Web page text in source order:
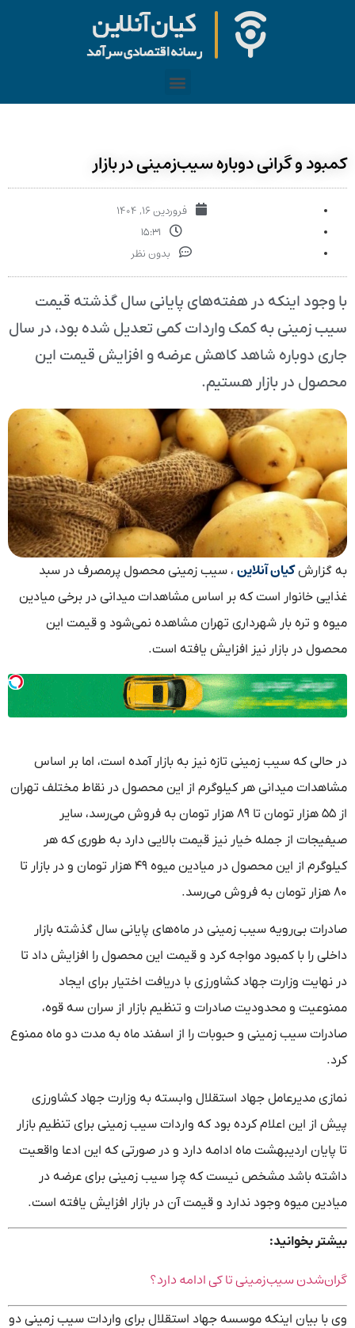
کمبود و گرانی دوباره سیب‌زمینی در بازار
فروردین ۱۶, ۱۴۰۴
۱۵:۳۱
بدون نظر
با وجود اینکه در هفته‌های پایانی سال گذشته قیمت
سیب زمینی به کمک واردات کمی تعدیل شده بود، در سال
جاری دوباره شاهد کاهش عرضه و افزایش قیمت این
محصول در بازار هستیم.
به گزارشکیان آنلاین ، سیب زمینی محصول پرمصرف در سبد
غذایی خانوار است که بر اساس مشاهدات میدانی در برخی میادین
میوه و تره بار شهرداری تهران مشاهده نمی‌شود و قیمت این
محصول در بازار نیز افزایش یافته است.
در حالی که سیب زمینی تازه نیز به بازار آمده است، اما بر اساس
مشاهدات میدانی هر کیلوگرم از این محصول در نقاط مختلف تهران
از ۵۵ هزار تومان تا ۸۹ هزار تومان به فروش می‌رسد، سایر
صیفیجات از جمله خیار نیز قیمت بالایی دارد به طوری که هر
کیلوگرم از این محصول در میادین میوه ۴۹ هزار تومان و در بازار تا
۸۰ هزار تومان به فروش می‌رسد.
صادرات بی‌رویه سیب زمینی در ماه‌های پایانی سال گذشته بازار
داخلی را با کمبود مواجه کرد و قیمت این محصول را افزایش داد تا
در نهایت وزارت جهاد کشاورزی با دریافت اختیار برای ایجاد
ممنوعیت و محدودیت صادرات و تنظیم بازار از سران سه قوه،
صادرات سیب زمینی و حبوبات را از اسفند ماه به مدت دو ماه ممنوع
کرد.
نمازی مدیرعامل جهاد استقلال وابسته به وزارت جهاد کشاورزی
پیش از این اعلام کرده بود که واردات سیب زمینی برای تنظیم بازار
تا پایان اردیبهشت ماه ادامه دارد و در صورتی که این ادعا واقعیت
داشته باشد مشخص نیست که چرا سیب زمینی برای عرضه در
میادین میوه وجود ندارد و قیمت آن در بازار افزایش یافته است.
بیشتر بخوانید:
گران‌شدن سیب‌زمینی تا کی ادامه دارد؟
وی با بیان اینکه موسسه جهاد استقلال برای واردات سیب زمینی دو